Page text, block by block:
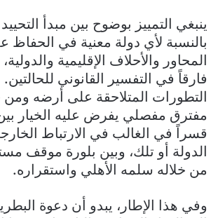
ينبغي التمييز بوضوح بين مبدأ
بالنسبة لأي دولة معنية في
المحاور والأحلاف الإقليمية
فارقاً في التفسير القانوني
التطورات المتلاحقة على أرضه
مفترق مفصلي يفرض عليه الخيار بين
قسراً في الغالب في الارتباط
الدولة أو تلك، وبين بلورة موقف
من خلاله سلمه الأهلي واستقراره.
وفي هذا الإطار، يبدو أن دعوة